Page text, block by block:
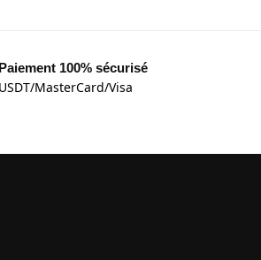
Paiement 100% sécurisé
USDT/MasterCard/Visa